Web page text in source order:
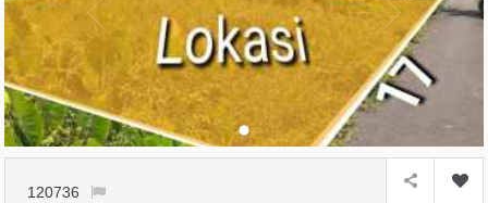
120736